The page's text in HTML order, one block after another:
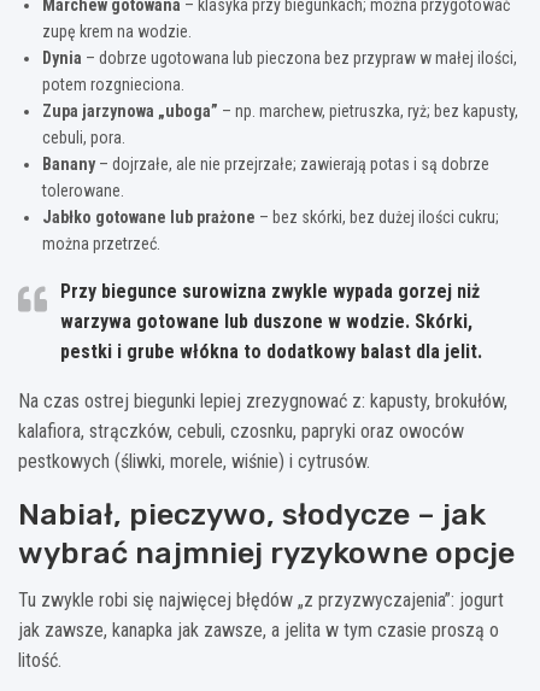
Marchew gotowana – klasyka przy biegunkach; można przygotować
zupę krem na wodzie.
Dynia – dobrze ugotowana lub pieczona bez przypraw w małej ilości,
potem rozgnieciona.
Zupa jarzynowa „uboga” – np. marchew, pietruszka, ryż; bez kapusty,
cebuli, pora.
Banany– dojrzałe, ale nie przejrzałe; zawierają potas i są dobrze
tolerowane.
Jabłko gotowane lub prażone – bez skórki, bez dużej ilości cukru;
można przetrzeć.
Przy biegunce surowizna zwykle wypada gorzej niż
warzywa gotowane lub duszone w wodzie. Skórki,
pestki i grube włókna to dodatkowy balast dla jelit.
Na czas ostrej biegunki lepiej zrezygnować z: kapusty, brokułów,
kalafiora, strączków, cebuli, czosnku, papryki oraz owoców
pestkowych (śliwki, morele, wiśnie) i cytrusów.
Nabiał, pieczywo, słodycze – jak
wybrać najmniej ryzykowne opcje
Tu zwykle robi się najwięcej błędów „z przyzwyczajenia”: jogurt
jak zawsze, kanapka jak zawsze, a jelita w tym czasie proszą o
litość.